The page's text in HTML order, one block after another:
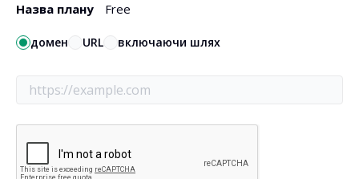
Назва плану
Free
домен URL включаючи шлях